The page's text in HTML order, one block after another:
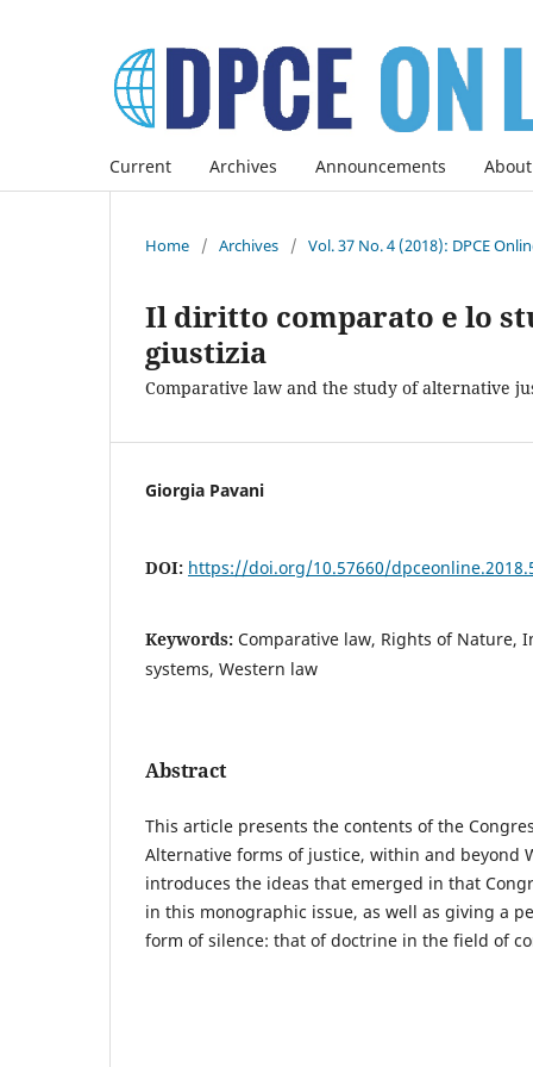
Current Archives Announcements
Home / Archives / Vol. 37 No. 4 (2018): DPCE
Il diritto comparato e lo
giustizia
Comparative law and the study of alternative
Giorgia Pavani
DOI: https://doi.org/10.57660/
Keywords: Comparative law, Rights of Nature,
systems, Western law
Abstract
This article presents the contents of the
Alternative forms of justice, within and beyond
introduces the ideas that emerged in that
in this monographic issue, as well as giving a
form of silence: that of doctrine in the field of